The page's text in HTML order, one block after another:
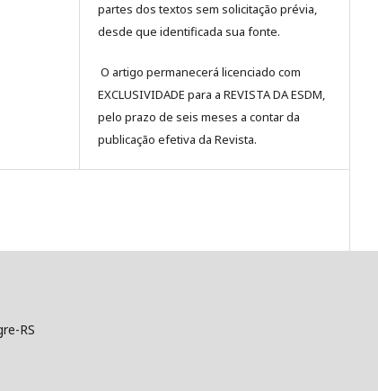
partes dos textos sem solicitação prévia,
desde que identificada sua fonte.
O artigo permanecerá licenciado com
EXCLUSIVIDADE para a REVISTA DA ESDM,
pelo prazo de seis meses a contar da
publicação efetiva da Revista.
RS